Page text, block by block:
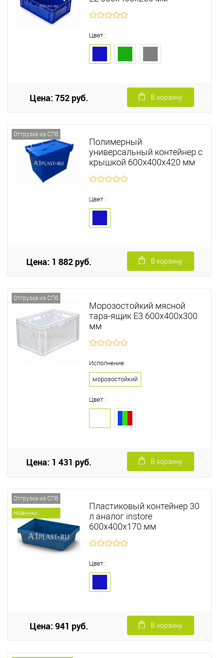
Цвет :
Цена: 752 руб. В корзину
Отгрузка из СПб
Полимерный
универсальный контейнер с
крышкой 600х400х420 мм
Цвет :
Цена: 1 882 руб. В корзину
Отгрузка из СПб
Морозостойкий мясной
тара-ящик Е3 600х400х300
мм
Исполнение:
морозостойкий
Цвет :
Цена: 1 431 руб. В корзину
Отгрузка из СПб
Новинки
Пластиковый контейнер 30
л аналог instore
600х400х170 мм
Цвет :
Цена: 941 руб. В корзину